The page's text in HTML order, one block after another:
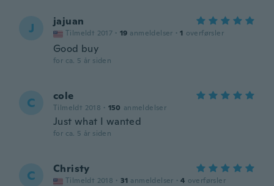
J jajuan
Tilmeldt 2017 · 19 anmeldelser · 1 overførsler
Good buy
for ca. 5 år siden
C cole
Tilmeldt 2018 · 150 anmeldelser
Just what I wanted
for ca. 5 år siden
C Christy
Tilmeldt 2018 · 31 anmeldelser · 4 overførsler